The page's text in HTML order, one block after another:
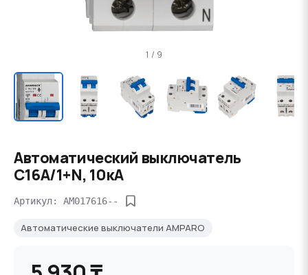
1 / 9
Автоматический выключатель
C16А/1+N, 10кА
Артикул: AM017616--
Автоматические выключатели AMPARO